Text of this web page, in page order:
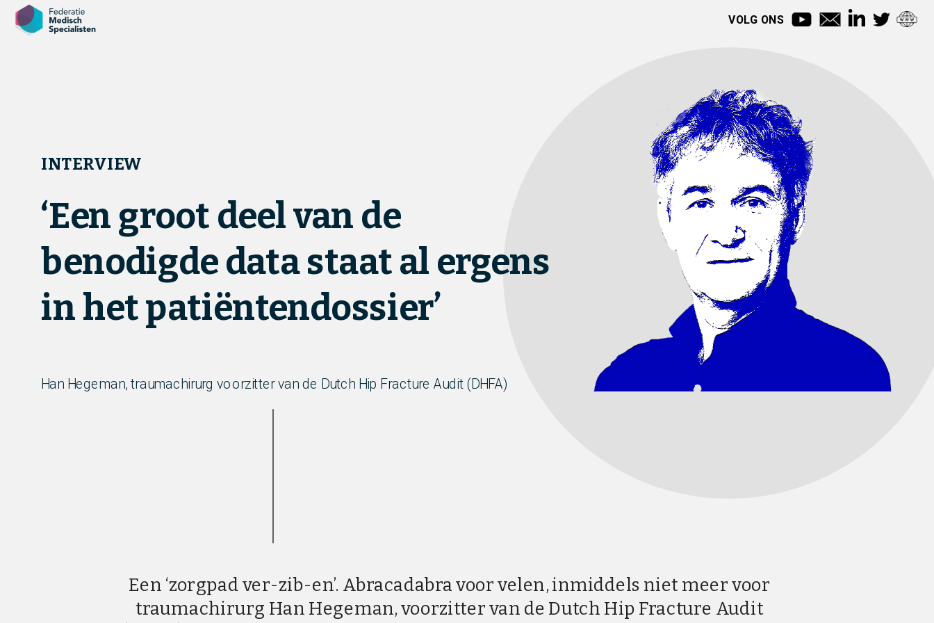
VOLG ONS
INTERVIEW
‘Een groot deel van de
benodigde data staat al ergens
in het patiëntendossier’
Han Hegeman, traumachirurg voorzitter van de Dutch Hip Fracture Audit (DHFA)
Een ‘zorgpad ver-zib-en’. Abracadabra voor velen, inmiddels niet meer voor
traumachirurg Han Hegeman, voorzitter van de Dutch Hip Fracture Audit